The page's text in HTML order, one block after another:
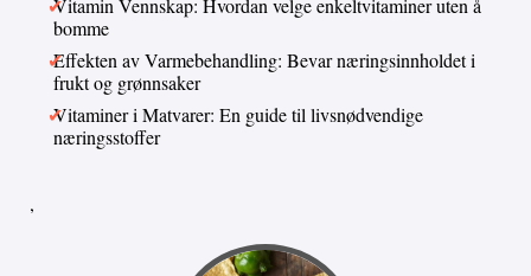
Vitamin Vennskap: Hvordan velge enkeltvitaminer uten å
bomme
Effekten av Varmebehandling: Bevar næringsinnholdet i
frukt og grønnsaker
Vitaminer i Matvarer: En guide til livsnødvendige
næringsstoffer
,